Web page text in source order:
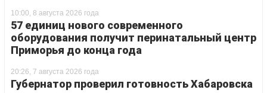
10:00, 8 августа 2026 года
57 единиц нового современного
оборудования получит перинатальный центр
Приморья до конца года
20:26, 7 августа 2026 года
Губернатор проверил готовность Хабаровска